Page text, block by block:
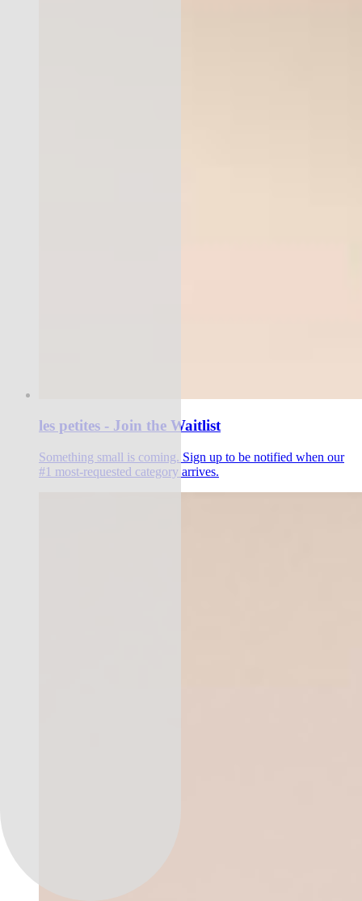
les petites - Join the Waitlist
Something small is coming. Sign up to be notified when our
#1 most-requested category arrives.